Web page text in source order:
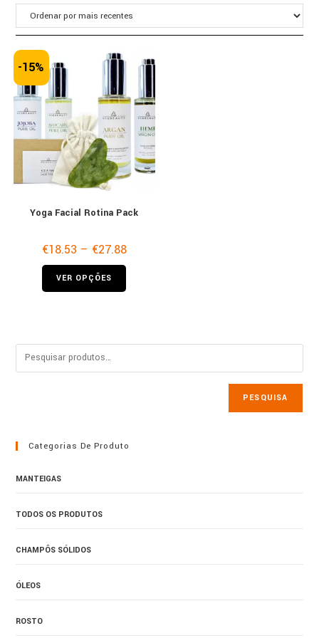
-15%
Yoga Facial Rotina Pack
€18.53 – €27.88Price
range:
€18.53
€27.88
VER OPÇÕES
This
has
be
on
PESQUISA
Categorias De Produto
MANTEIGAS
TODOS OS PRODUTOS
CHAMPÔS SÓLIDOS
ÓLEOS
ROSTO